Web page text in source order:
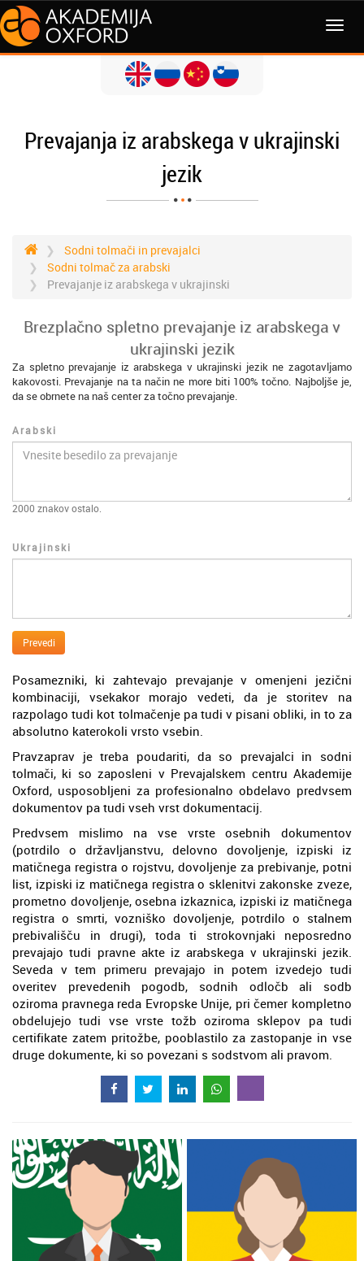
MENI
Prevajanja iz arabskega v ukrajinski
jezik
Sodni tolmači in prevajalci
Sodni tolmač za arabski
Prevajanje iz arabskega v ukrajinski
Brezplačno spletno prevajanje iz arabskega v
ukrajinski jezik
Za spletno prevajanje iz arabskega v ukrajinski jezik ne zagotavljamo
kakovosti. Prevajanje na ta način ne more biti 100% točno. Najboljše je,
da se obrnete na naš center za točno prevajanje.
Arabski
2000 znakov ostalo.
Ukrajinski
Prevedi
Posamezniki, ki zahtevajo prevajanje v omenjeni jezični
kombinaciji, vsekakor morajo vedeti, da je storitev na
razpolago tudi kot tolmačenje pa tudi v pisani obliki, in to za
absolutno katerokoli vrsto vsebin.
Pravzaprav je treba poudariti, da so prevajalci in sodni
tolmači, ki so zaposleni v Prevajalskem centru Akademije
Oxford, usposobljeni za profesionalno obdelavo predvsem
dokumentov pa tudi vseh vrst dokumentacij.
Predvsem mislimo na vse vrste osebnih dokumentov
(potrdilo o državljanstvu, delovno dovoljenje, izpiski iz
matičnega registra o rojstvu, dovoljenje za prebivanje, potni
list, izpiski iz matičnega registra o sklenitvi zakonske zveze,
prometno dovoljenje, osebna izkaznica, izpiski iz matičnega
registra o smrti, vozniško dovoljenje, potrdilo o stalnem
prebivališču in drugi), toda ti strokovnjaki neposredno
prevajajo tudi pravne akte iz arabskega v ukrajinski jezik.
Seveda v tem primeru prevajajo in potem izvedejo tudi
overitev prevedenih pogodb, sodnih odločb ali sodb
oziroma pravnega reda Evropske Unije, pri čemer kompletno
obdelujejo tudi vse vrste tožb oziroma sklepov pa tudi
certifikate zatem pritožbe, pooblastilo za zastopanje in vse
druge dokumente, ki so povezani s sodstvom ali pravom.